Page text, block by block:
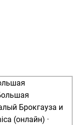
Брокгауза и
(онлайн) ·